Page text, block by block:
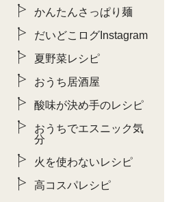
かんたんさっぱり麺
だいどこログInstagram
夏野菜レシピ
おうち居酒屋
酸味が決め手のレシピ
おうちでエスニック気
分
火を使わないレシピ
高コスパレシピ